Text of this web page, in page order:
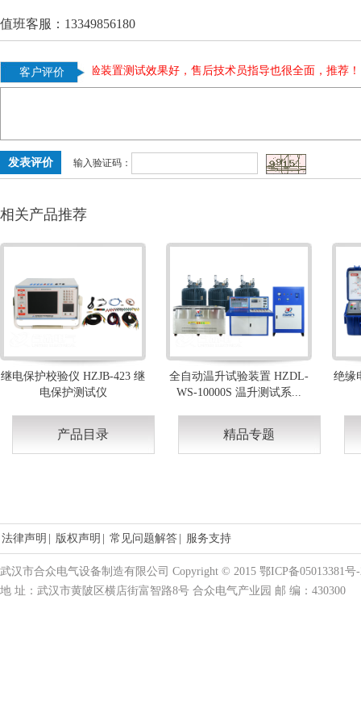
值班客服：13349856180
客户评价 |
温升试验装置测试效果好，售后技术员指导也很全面，推荐！
输入验证码：
相关产品推荐
继电保护校验仪 HZJB-423 继
电保护测试仪
全自动温升试验装置 HZDL-
WS-10000S 温升测试系...
绝缘
产品目录 精品专题
法律声明 版权声明 常见问题解答 服务支持
武汉市合众电气设备制造有限公司 Copyright © 2015 鄂ICP备05013381号
地 址：武汉市黄陂区横店街富智路8号 合众电气产业园 邮 编：430300